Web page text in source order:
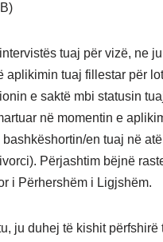
tuaj për vizë, ne
aplikimin tuaj fillestar për
e saktë mbi statusin
në momentin e
bashkëshortin/en tuaj në
Përjashtim bëjnë
i Përhershëm i Ligjshëm.
ju duhej të kishit